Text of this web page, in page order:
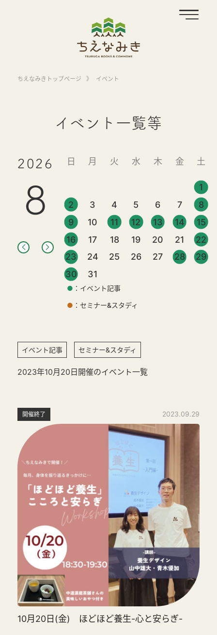
ちえなみきトップページ 》 イベント
イベント一覧等
2026
8
日 月 火 水 木 金 土
1
2
3 4 5 6 7
8
9
10 11 12 13 14
15
16
17 18 19 20 21
22
23
24 25 26 27 28
29
30
31
● ：イベント記事
● ：セミナー&スタディ
イベント記事 セミナー&スタディ
2023年10月20日開催のイベント一覧
開催終了 2023.09.29
10月20日(金) ほどほど養生-心と安らぎ-